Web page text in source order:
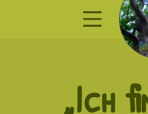
„Ich